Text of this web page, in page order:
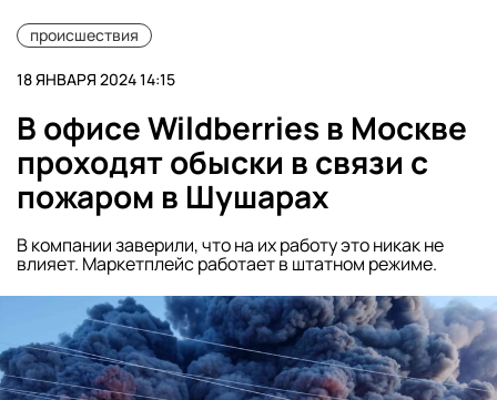
происшествия
18 ЯНВАРЯ 2024 14:15
В офисе Wildberries в Москве
проходят обыски в связи с
пожаром в Шушарах
В компании заверили, что на их работу это никак не
влияет. Маркетплейс работает в штатном режиме.